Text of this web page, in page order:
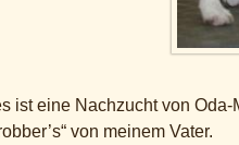
ist eine Nachzucht von
von meinem Vater.